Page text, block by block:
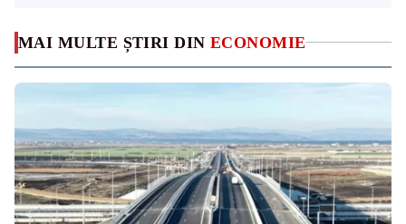
MAI MULTE ȘTIRI DIN ECONOMIE